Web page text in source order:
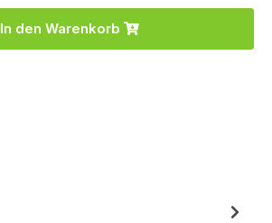
In den Warenkorb